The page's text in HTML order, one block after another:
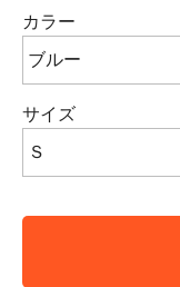
カラー
サイズ